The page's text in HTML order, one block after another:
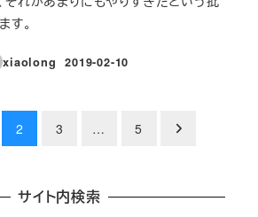
す。
xiaolong
投稿日
2019-02-10
2 3 … 5
サイト内検索